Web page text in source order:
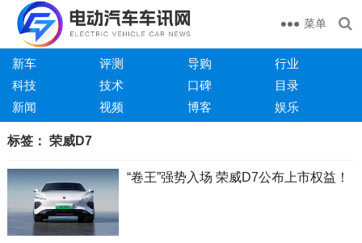
菜单
新车 评测 导购
行业
科技
技术 口碑
目录
新闻
视频 博客 娱乐
标签： 荣威D7
“卷王”强势入场 荣威D7公布上市权益！